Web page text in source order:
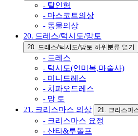
- 탈인형
- 마스코트의상
- 동물의상
20. 드레스/턱시도/망토
20. 드레스/턱시도/망토 하위분류 열기
- 드레스
- 턱시도(연미복,마술사)
- 미니드레스
- 치파오드레스
- 망 토
21. 크리스마스 의상
21. 크리스마
- 크리스마스 요정
- 산타&루돌프